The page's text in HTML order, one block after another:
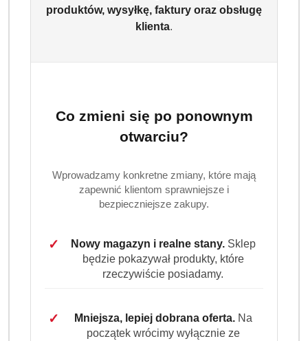
Davidoff Espresso 57 Intense 100 g to ekskluzywna kawa
rozpuszczalna o głębokim aromacie i intensywnym
Powiadom gdy produkt będzie dostępny
Program lojalnościowy dostępny jest tylko dla
zalogowanych klientów.
produktów, wysyłkę, faktury oraz obsługę
klienta.
Co zmieni się po ponownym
otwarciu?
Wprowadzamy konkretne zmiany, które mają
zapewnić klientom sprawniejsze i
bezpieczniejsze zakupy.
✓ Nowy magazyn i realne stany.Sklep
będzie pokazywał produkty, które
rzeczywiście posiadamy.
✓ Mniejsza, lepiej dobrana oferta.Na
początek wrócimy wyłącznie ze